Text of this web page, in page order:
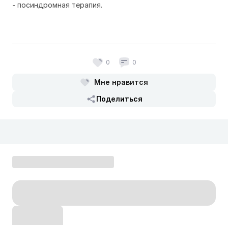
- посиндромная терапия.
0 0
Мне нравится
Поделиться